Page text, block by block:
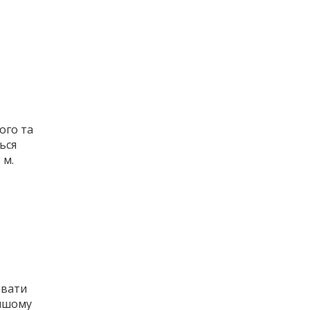
та
м.